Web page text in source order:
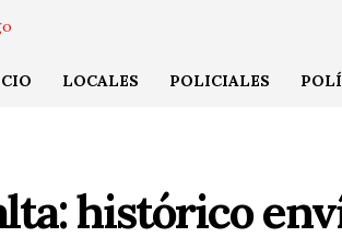
LOCALES POLICIALES
histórico